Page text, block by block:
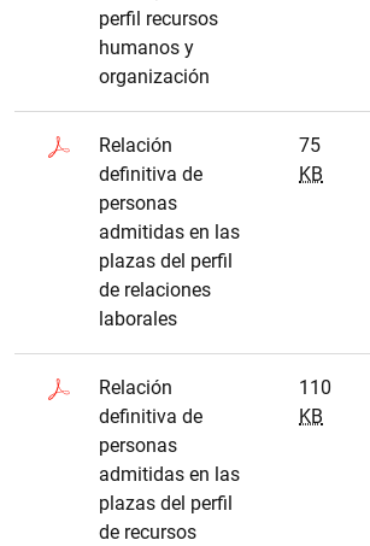
perfil recursos
humanos y
organización
Relación
definitiva de
personas
admitidas en las
plazas del perfil
de relaciones
laborales
75
KB
Relación
definitiva de
personas
admitidas en las
plazas del perfil
de recursos
110
KB